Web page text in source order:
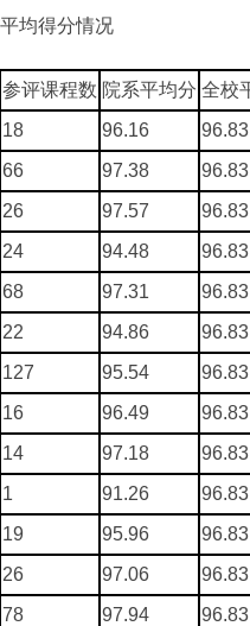
均得分情况
参评课程数 院系平均分 全校
18 96.16
96.83
66 97.38
96.83
26 97.57
96.83
24 94.48
96.83
68 97.31
96.83
22 94.86
96.83
127 95.54
96.83
16 96.49
96.83
14 97.18
96.83
1 91.26
96.83
19 95.96
96.83
26 97.06
96.83
78 97.94
96.83